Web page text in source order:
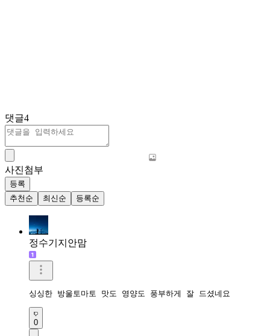
댓글4
사진첨부
등록
추천순
최신순 등록순
정수기지안맘
싱싱한 방울토마토 맛도 영양도 풍부하게 잘 드셨네요
0